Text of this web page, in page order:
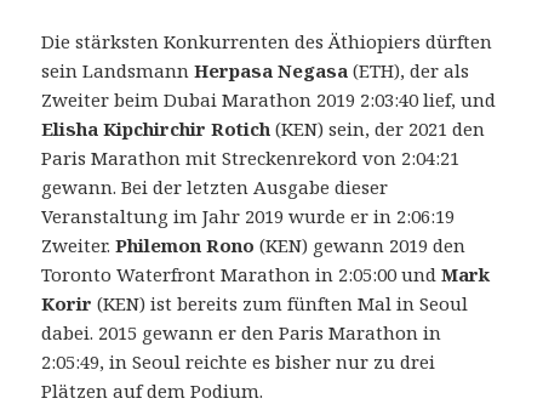
Die stärksten Konkurrenten des Äthiopiers dürften
sein Landsmann Herpasa Negasa (ETH), der als
Zweiter beim Dubai Marathon 2019 2:03:40 lief, und
Elisha Kipchirchir Rotich (KEN) sein, der 2021 den
Paris Marathon mit Streckenrekord von 2:04:21
gewann. Bei der letzten Ausgabe dieser
Veranstaltung im Jahr 2019 wurde er in 2:06:19
Zweiter.Philemon Rono (KEN) gewann 2019 den
Toronto Waterfront Marathon in 2:05:00 undMark
Korir (KEN) ist bereits zum fünften Mal in Seoul
dabei. 2015 gewann er den Paris Marathon in
2:05:49, in Seoul reichte es bisher nur zu drei
Plätzen auf dem Podium.